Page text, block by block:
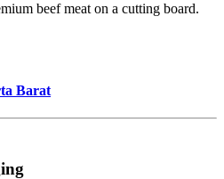
beef meat on a cutting board.
Barat